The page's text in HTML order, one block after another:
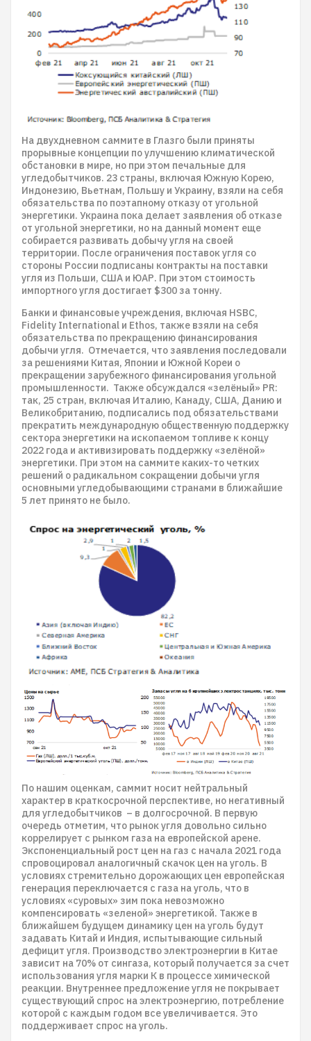
На двухдневном саммите в Глазго были приняты
прорывные концепции по улучшению климатической
обстановки в мире, но при этом печальные для
угледобытчиков. 23 страны, включая Южную Корею,
Индонезию, Вьетнам, Польшу и Украину, взяли на себя
обязательства по поэтапному отказу от угольной
энергетики. Украина пока делает заявления об отказе
от угольной энергетики, но на данный момент еще
собирается развивать добычу угля на своей
территории. После ограничения поставок угля со
стороны России подписаны контракты на поставки
угля из Польши, США и ЮАР. При этом стоимость
импортного угля достигает $300 за тонну.
Банки и финансовые учреждения, включая HSBC,
Fidelity International и Ethos, также взяли на себя
обязательства по прекращению финансирования
добычи угля. Отмечается, что заявления последовали
за решениями Китая, Японии и Южной Кореи о
прекращении зарубежного финансирования угольной
промышленности. Также обсуждался «зелёный» PR:
так, 25 стран, включая Италию, Канаду, США, Данию и
Великобританию, подписались под обязательствами
прекратить международную общественную поддержку
сектора энергетики на ископаемом топливе к концу
2022 года и активизировать поддержку «зелёной»
энергетики. При этом на саммите каких-то четких
решений о радикальном сокращении добычи угля
основными угледобывающими странами в ближайшие
5 лет принято не было.
По нашим оценкам, саммит носит нейтральный
характер в краткосрочной перспективе, но негативный
для угледобытчиков – в долгосрочной. В первую
очередь отметим, что рынок угля довольно сильно
коррелирует с рынком газа на европейской арене.
Экспоненциальный рост цен на газ с начала 2021 года
спровоцировал аналогичный скачок цен на уголь. В
условиях стремительно дорожающих цен европейская
генерация переключается с газа на уголь, что в
условиях «суровых» зим пока невозможно
компенсировать «зеленой» энергетикой. Также в
ближайшем будущем динамику цен на уголь будут
задавать Китай и Индия, испытывающие сильный
дефицит угля. Производство электроэнергии в Китае
зависит на 70% от сингаза, который получается за счет
использования угля марки К в процессе химической
реакции. Внутреннее предложение угля не покрывает
существующий спрос на электроэнергию, потребление
которой с каждым годом все увеличивается. Это
поддерживает спрос на уголь.